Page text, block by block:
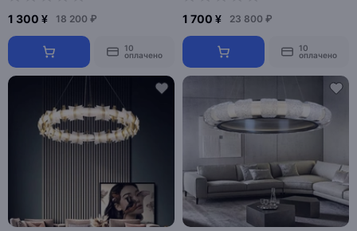
1 300 ¥ 18 200 ₽
10
оплачено
1 700 ¥ 23 800 ₽
10
оплачено